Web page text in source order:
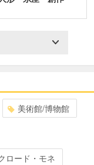
美術館/博物館
ロード・モネ